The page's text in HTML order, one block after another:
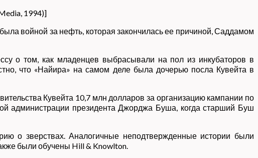
1994)]
войной за нефть, которая закончилась ее причиной, Саддамом
о том, как младенцев выбрасывали на пол из инкубаторов в
что «Найира» на самом деле была дочерью посла Кувейта в
Кувейта 10,7 млн ​​долларов за организацию кампании по
администрации президента Джорджа Буша, когда старший Буш
о зверствах. Аналогичные неподтвержденные истории были
были обучены Hill & Knowlton.